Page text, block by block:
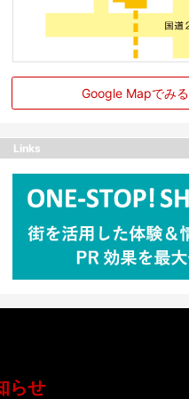
Google Mapでみる
Links
らせ